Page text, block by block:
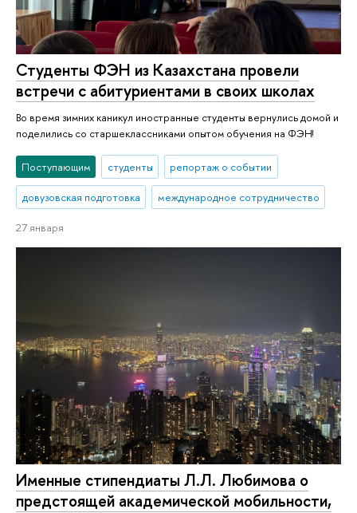
Студенты ФЭН из Казахстана провели
встречи с абитуриентами в своих школах
Во время зимних каникул иностранные студенты вернулись домой и
поделились со старшеклассниками опытом обучения на ФЭН!
Поступающим студенты репортаж о событии
довузовская подготовка международное сотрудничество
27 января
Именные стипендиаты Л.Л. Любимова о
предстоящей академической мобильности,